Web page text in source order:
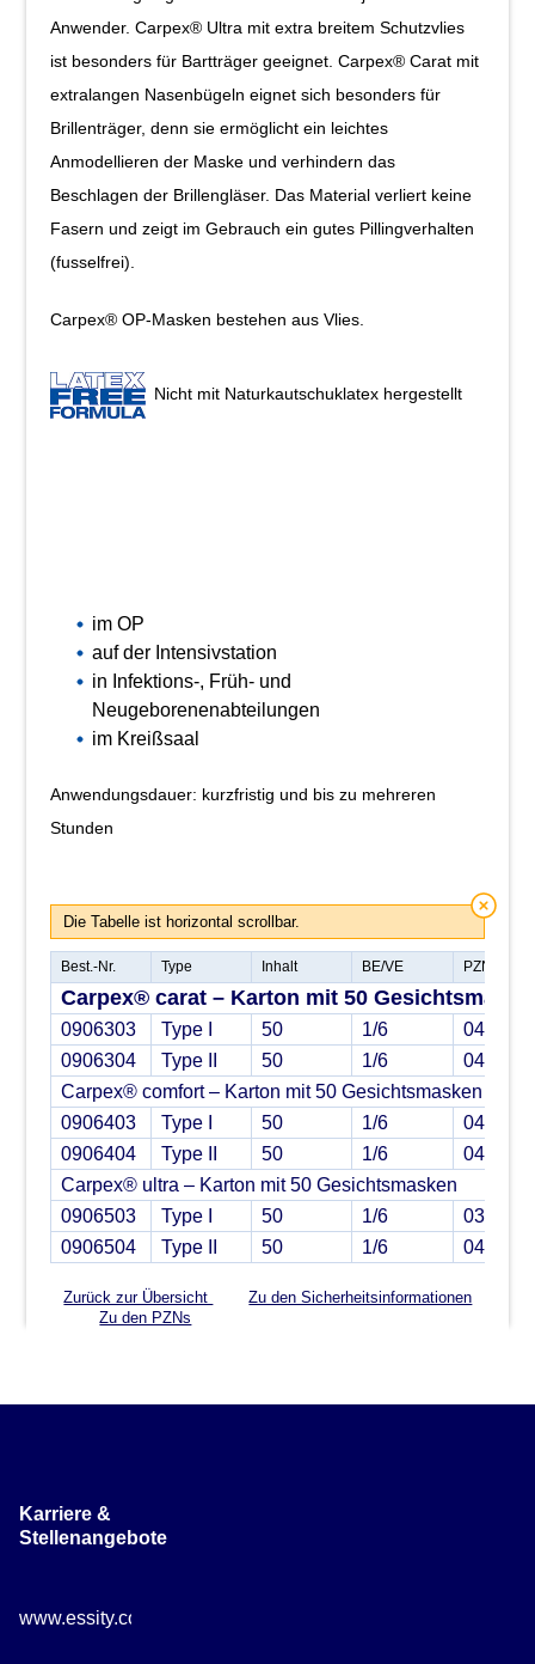
Anwender. Carpex® Ultra mit extra breitem Schutzvlies
ist besonders für Bartträger geeignet. Carpex® Carat mit
extralangen Nasenbügeln eignet sich besonders für
Brillenträger, denn sie ermöglicht ein leichtes
Anmodellieren der Maske und verhindern das
Beschlagen der Brillengläser. Das Material verliert keine
Fasern und zeigt im Gebrauch ein gutes Pillingverhalten
(fusselfrei).
Carpex® OP-Masken bestehen aus Vlies.
Nicht mit Naturkautschuklatex hergestellt
im OP
auf der Intensivstation
in Infektions-, Früh- und
Neugeborenenabteilungen
im Kreißsaal
Anwendungsdauer: kurzfristig und bis zu mehreren
Stunden
Die Tabelle ist horizontal scrollbar.
Best.-Nr. Type Inhalt BE/VE PZN
Carpex® carat – Karton mit 50
0906303 Type I 50 1/6
0906304
Type II 50 1/6
Carpex® comfort – Karton mit 50 Gesichtsmasken
0906403
Type I 50 1/6
0906404
Type II 50 1/6
Carpex® ultra – Karton mit 50 Gesichtsmasken
0906503
Type I 50 1/6
0906504
Type II 50 1/6
Zurück zur Übersicht
Zu den Sicherheitsinformationen
Zu den PZNs
Karriere &
Stellenangebote
www.essity.com/careers